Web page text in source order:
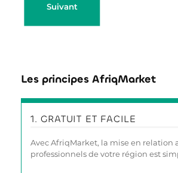
Les principes AfriqMarket
1. GRATUIT ET FACILE
Avec AfriqMarket, la mise en relation
professionnels de votre région est